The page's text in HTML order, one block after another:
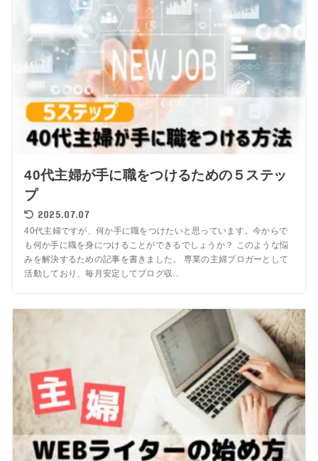
40代主婦が手に職をつけるための５ステッ
プ
2025.07.07
40代主婦ですが、何か手に職をつけたいと思っています。今からで
も何か手に職を身につけることができるでしょうか？ このような悩
みを解決するための記事を書きました。 専業の主婦ブロガーとして
活動しており、毎月安定してブログ収...